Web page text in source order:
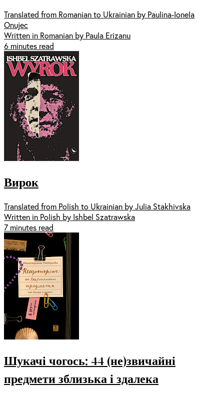
Translated from Romanian to Ukrainian by Paulina-Ionela
Onujec
Written in Romanian by Paula Erizanu
6 minutes read
Вирок
Translated from Polish to Ukrainian by Julia Stakhivska
Written in Polish by Ishbel Szatrawska
7 minutes read
Шукачі чогось: 44 (не)звичайні
предмети зблизька і здалека